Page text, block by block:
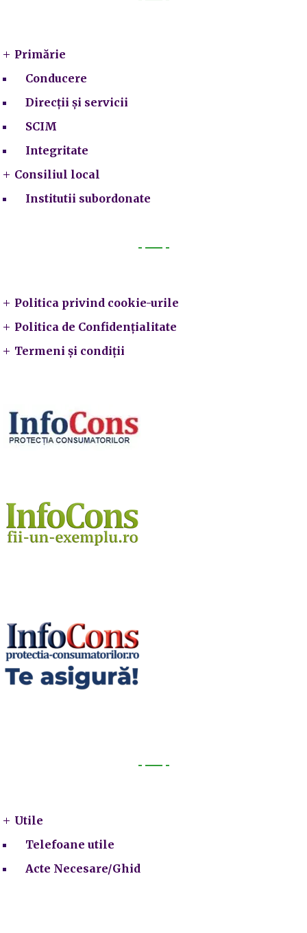
Primărie
Conducere
Direcții și servicii
SCIM
Integritate
Consiliul local
Institutii subordonate
Politica privind cookie-urile
Politica de Confidențialitate
Termeni și condiții
Utile
Telefoane utile
Acte Necesare/Ghid